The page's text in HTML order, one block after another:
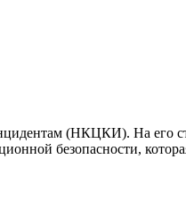
(НКЦКИ). На его
безопасности,